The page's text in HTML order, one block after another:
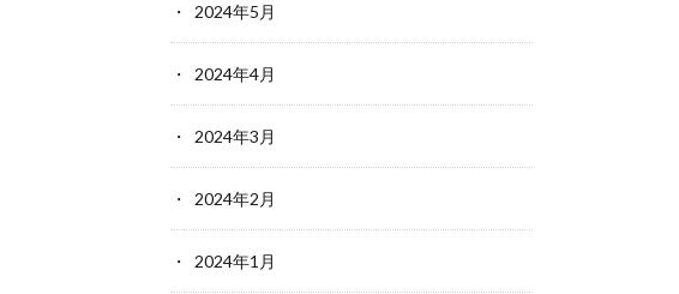
2024年5月
2024年4月
2024年3月
2024年2月
2024年1月